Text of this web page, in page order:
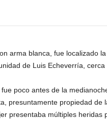
arma blanca, fue localizado
de Luis Echeverría, cerca
poco antes de la
presuntamente propiedad de
presentaba múltiples heridas